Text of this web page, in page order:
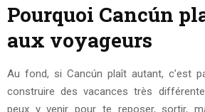
Pourquoi Cancún
aux voyageurs
Au fond, si Cancún plaît autant, c’est
construire des vacances très
peux y venir pour te reposer, sortir,